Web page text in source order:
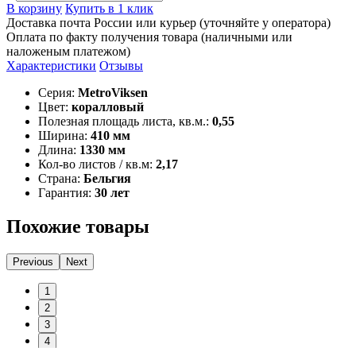
В корзину Купить в 1 клик
Доставка почта России или курьер (уточняйте у оператора)
Оплата по факту получения товара (наличными или
наложеным платежом)
Характеристики Отзывы
Серия: MetroViksen
Цвет: коралловый
Полезная площадь листа, кв.м.: 0,55
Ширина: 410 мм
Длина: 1330 мм
Кол-во листов / кв.м: 2,17
Страна: Бельгия
Гарантия: 30 лет
Похожие товары
Previous Next
1
2
3
4